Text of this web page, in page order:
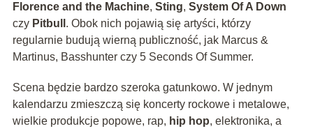
Florence and the Machine, Sting, System Of A Down
czy Pitbull . Obok nich pojawią się artyści, którzy
regularnie budują wierną publiczność, jak Marcus &
Martinus, Basshunter czy 5 Seconds Of Summer.
Scena będzie bardzo szeroka gatunkowo. W jednym
kalendarzu zmieszczą się koncerty rockowe i metalowe,
wielkie produkcje popowe, rap, hip hop, elektronika, a